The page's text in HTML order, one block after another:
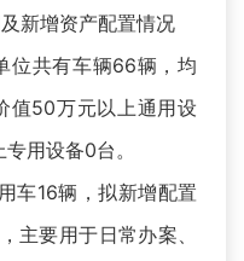
新增资产配置情况
共有车辆66辆，均
值50万元以上通用设
用设备0台。
16辆，拟新增配置
主要用于日常办案、